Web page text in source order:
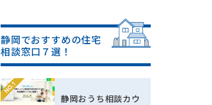
静岡でおすすめの住宅
相談窓口７選！
静岡おうち相談カウ